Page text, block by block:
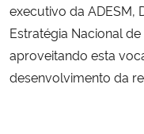
executivo da ADESM,
Estratégia Nacional
aproveitando esta
desenvolvimento da